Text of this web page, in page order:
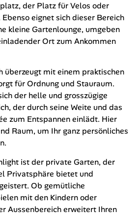
der Platz für Velos oder
eignet sich dieser Bereich
kleine Gartenlounge, umgeben
Ort zum Ankommen
überzeugt mit einem praktischen
für Ordnung und Stauraum.
der helle und grosszügige
der durch seine Weite und das
zum Entspannen einlädt. Hier
Raum, um Ihr ganz persönliches
ist der private Garten, der
Privatsphäre bietet und
Ob gemütliche
mit den Kindern oder
Aussenbereich erweitert Ihren